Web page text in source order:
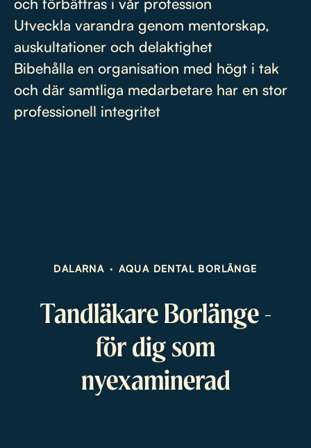
Utveckla varandra genom mentorskap,
auskultationer och delaktighet
Bibehålla en organisation med högt i tak
och där samtliga medarbetare har en stor
professionell integritet
DALARNA · AQUA DENTAL BORLÄNGE
Tandläkare Borlänge -
för dig som
nyexaminerad